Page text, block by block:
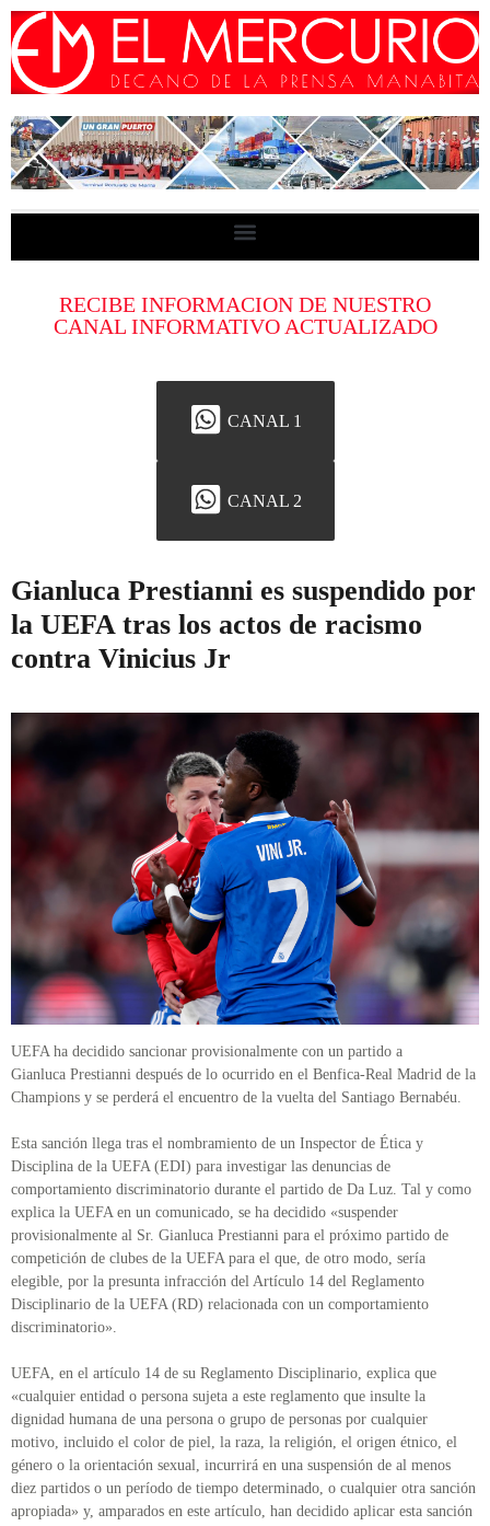
RECIBE INFORMACION DE NUESTRO
CANAL INFORMATIVO ACTUALIZADO
CANAL 1
CANAL 2
Gianluca Prestianni es suspendido por
la UEFA tras los actos de racismo
contra Vinicius Jr
UEFA ha decidido sancionar provisionalmente con un partido a
Gianluca Prestianni después de lo ocurrido en el Benfica-Real Madrid de la
Champions y se perderá el encuentro de la vuelta del Santiago Bernabéu.
Esta sanción llega tras el nombramiento de un Inspector de Ética y
Disciplina de la UEFA (EDI) para investigar las denuncias de
comportamiento discriminatorio durante el partido de Da Luz. Tal y como
explica la UEFA en un comunicado, se ha decidido «suspender
provisionalmente al Sr. Gianluca Prestianni para el próximo partido de
competición de clubes de la UEFA para el que, de otro modo, sería
elegible, por la presunta infracción del Artículo 14 del Reglamento
Disciplinario de la UEFA (RD) relacionada con un comportamiento
discriminatorio».
UEFA, en el artículo 14 de su Reglamento Disciplinario, explica que
«cualquier entidad o persona sujeta a este reglamento que insulte la
dignidad humana de una persona o grupo de personas por cualquier
motivo, incluido el color de piel, la raza, la religión, el origen étnico, el
género o la orientación sexual, incurrirá en una suspensión de al menos
diez partidos o un período de tiempo determinado, o cualquier otra sanción
apropiada» y, amparados en este artículo, han decidido aplicar esta sanción